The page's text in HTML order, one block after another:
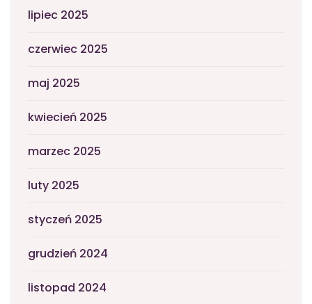
lipiec 2025
czerwiec 2025
maj 2025
kwiecień 2025
marzec 2025
luty 2025
styczeń 2025
grudzień 2024
listopad 2024